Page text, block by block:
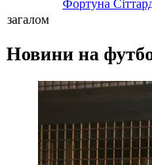
Фортуна
загалом
Новини на